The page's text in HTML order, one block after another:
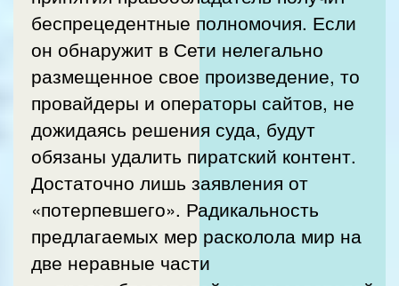
беспрецедентные полномочия. Если
он обнаружит в Сети нелегально
размещенное свое произведение, то
провайдеры и операторы сайтов, не
дожидаясь решения суда, будут
обязаны удалить пиратский контент.
Достаточно лишь заявления от
«потерпевшего». Радикальность
предлагаемых мер расколола мир на
две неравные части